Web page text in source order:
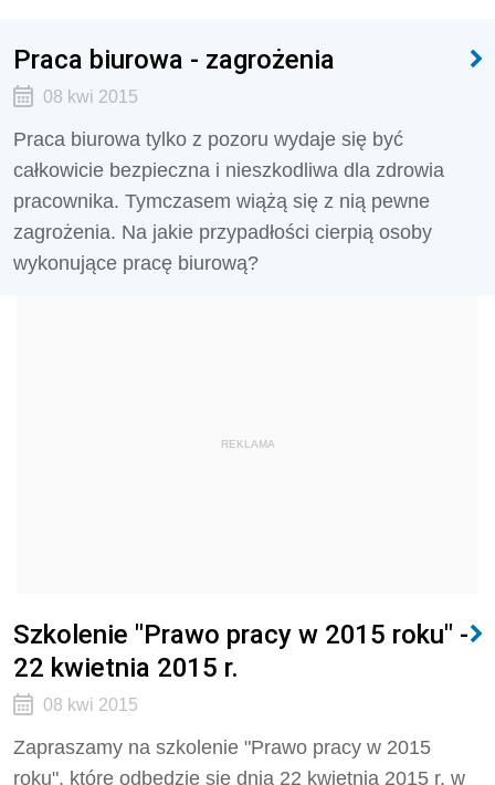
Praca biurowa - zagrożenia
08 kwi 2015
Praca biurowa tylko z pozoru wydaje się być
całkowicie bezpieczna i nieszkodliwa dla zdrowia
pracownika. Tymczasem wiążą się z nią pewne
zagrożenia. Na jakie przypadłości cierpią osoby
wykonujące pracę biurową?
REKLAMA
Szkolenie "Prawo pracy w 2015 roku" -
22 kwietnia 2015 r.
08 kwi 2015
Zapraszamy na szkolenie "Prawo pracy w 2015
roku", które odbędzie się dnia 22 kwietnia 2015 r. w